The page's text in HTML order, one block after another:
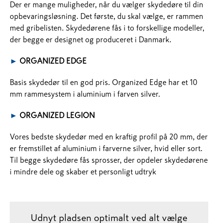
Der er mange muligheder, når du vælger skydedøre til din
opbevaringsløsning. Det første, du skal vælge, er rammen
med gribelisten. Skydedørene fås i to forskellige modeller,
der begge er designet og produceret i Danmark.
► ORGANIZED EDGE
Basis skydedør til en god pris. Organized Edge har et 10
mm rammesystem i aluminium i farven silver.
► ORGANIZED LEGION
Vores bedste skydedør med en kraftig profil på 20 mm, der
er fremstillet af aluminium i farverne silver, hvid eller sort.
Til begge skydedøre fås sprosser, der opdeler skydedørene
i mindre dele og skaber et personligt udtryk​​​​​​​
Udnyt pladsen optimalt ved alt vælge